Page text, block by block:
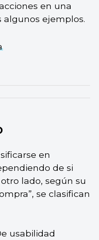
en una
algunos ejemplos.
en
de si
lado, según su
se clasifican
usabilidad